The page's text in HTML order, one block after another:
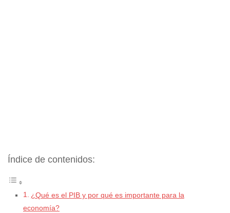
Índice de contenidos:
¿Qué es el PIB y por qué es importante para la
economía?